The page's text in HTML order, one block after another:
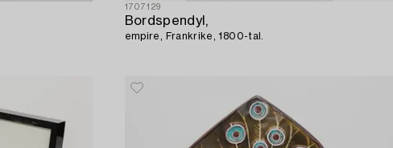
1707129
Bordspendyl,
empire, Frankrike, 1800-tal.